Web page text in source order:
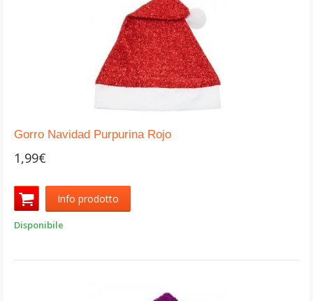
Gorro Navidad Purpurina Rojo
1,99€
Info prodotto
Disponibile